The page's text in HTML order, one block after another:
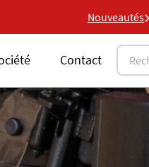
Nouveautés
Nouvelle gamme 18V ALSAFIX
Contact